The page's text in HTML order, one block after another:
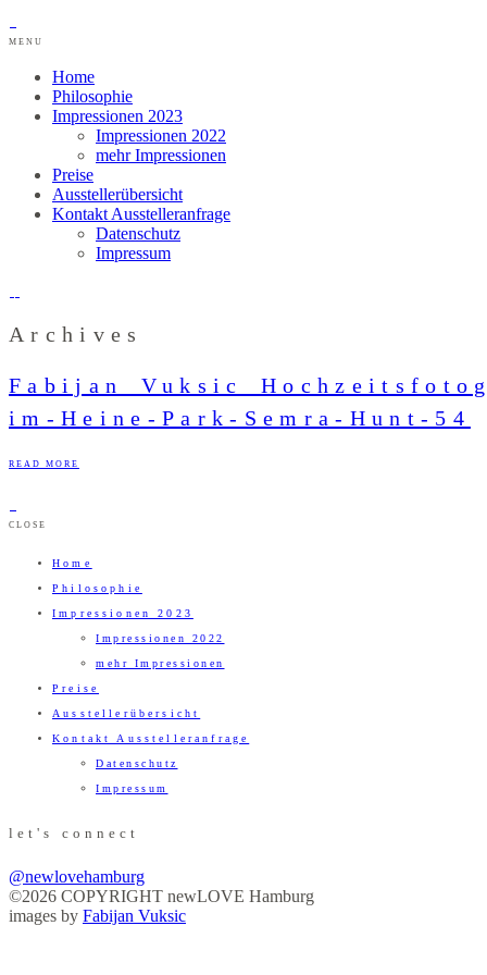
MENU
Home
Philosophie
Impressionen 2023
Impressionen 2022
mehr Impressionen
Preise
Ausstellerübersicht
Kontakt Ausstelleranfrage
Datenschutz
Impressum
Archives
im-Heine-Park-Semra-Hunt-54
READ MORE
CLOSE
Home
Philosophie
Impressionen 2023
Impressionen 2022
mehr Impressionen
Preise
Ausstellerübersicht
Kontakt Ausstelleranfrage
Datenschutz
Impressum
let's connect
@newlovehamburg
©2026 COPYRIGHT newLOVE Hamburg
images by Fabijan Vuksic